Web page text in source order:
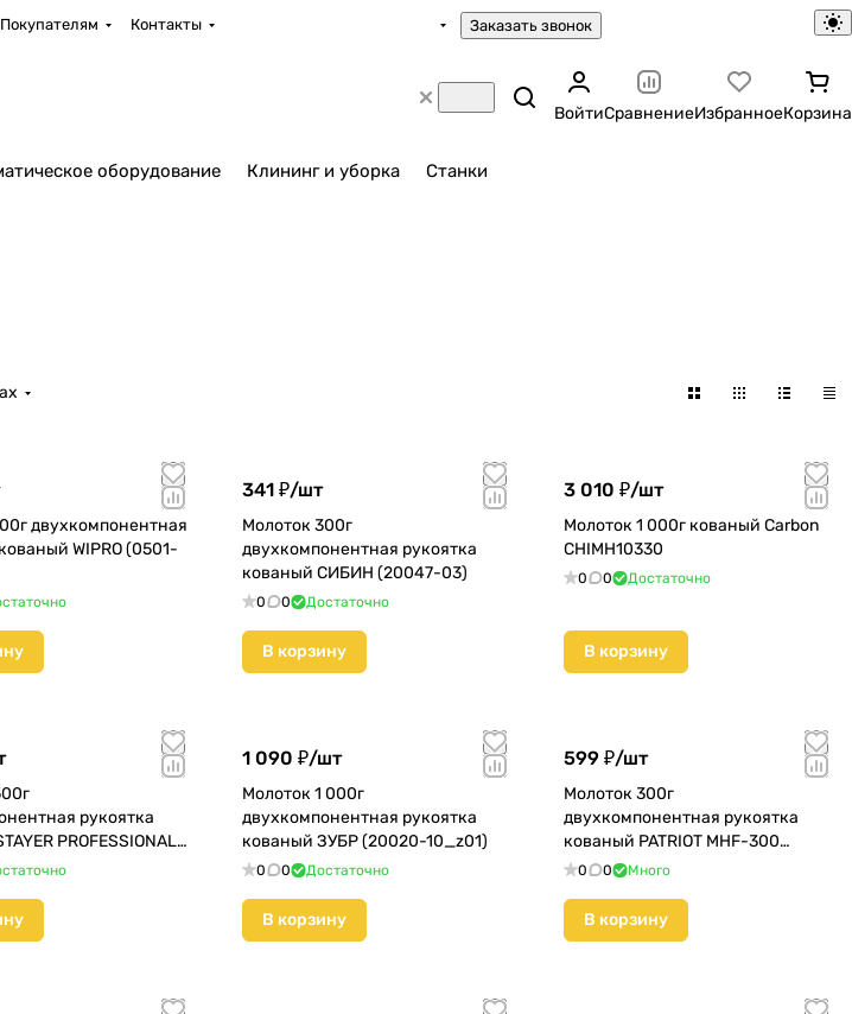
Покупателям Контакты Заказать звонок
ВойтиСравнениеИзбранноеКорзина
оборудование Клининг и уборка Станки
двухкомпонентная
WIPRO (0501-
341 ₽/шт
Молоток 300г
двухкомпонентная рукоятка
кованый СИБИН (20047-03)
0 0 Достаточно
В корзину
3 010 ₽/шт
Молоток 1 000г кованый Carbon
CHIMH10330
0 0 Достаточно
В корзину
рукоятка
PROFESSIONAL
1 090 ₽/шт
Молоток 1 000г
двухкомпонентная рукоятка
кованый ЗУБР (20020-10_z01)
0 0 Достаточно
В корзину
599 ₽/шт
Молоток 300г
двухкомпонентная рукоятка
кованый PATRIOT MHF-300
(350001010)
0 0 Много
В корзину